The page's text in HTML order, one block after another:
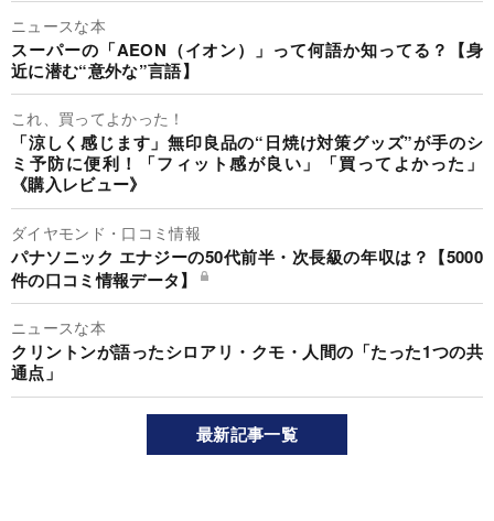
ニュースな本
スーパーの「AEON（イオン）」って何語か知ってる？【身
近に潜む“意外な”言語】
これ、買ってよかった！
「涼しく感じます」無印良品の“日焼け対策グッズ”が手のシ
ミ予防に便利！「フィット感が良い」「買ってよかった」
《購入レビュー》
ダイヤモンド・口コミ情報
パナソニック エナジーの50代前半・次長級の年収は？【5000
件の口コミ情報データ】
ニュースな本
クリントンが語ったシロアリ・クモ・人間の「たった1つの共
通点」
最新記事一覧